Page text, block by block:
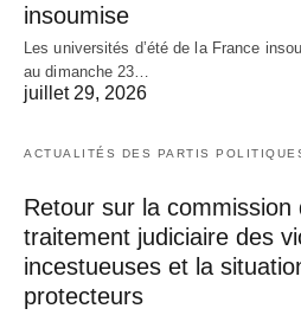
insoumise
Les universités d’été de la France
au dimanche 23…
juillet 29, 2026
ACTUALITÉS DES PARTIS
Retour sur la commission
traitement judiciaire des
incestueuses et la
protecteurs